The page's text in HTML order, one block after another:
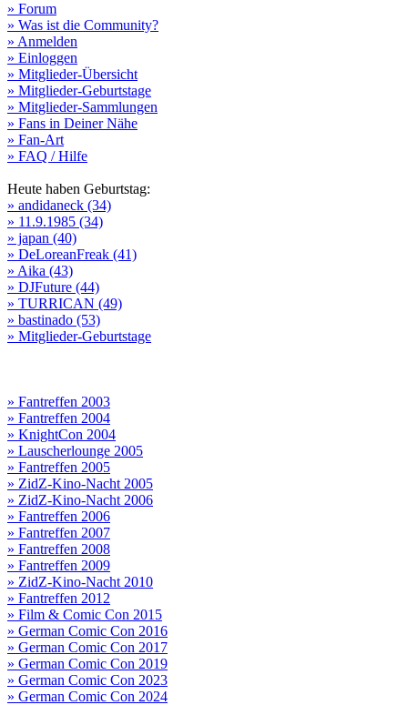
» Forum
» Was ist die Community?
» Anmelden
» Einloggen
» Mitglieder-Übersicht
» Mitglieder-Geburtstage
» Mitglieder-Sammlungen
» Fans in Deiner Nähe
» Fan-Art
» FAQ / Hilfe
Heute haben Geburtstag:
» andidaneck (34)
» 11.9.1985 (34)
» japan (40)
» DeLoreanFreak (41)
» Aika (43)
» DJFuture (44)
» TURRICAN (49)
» bastinado (53)
» Mitglieder-Geburtstage
» Fantreffen 2003
» Fantreffen 2004
» KnightCon 2004
» Lauscherlounge 2005
» Fantreffen 2005
» ZidZ-Kino-Nacht 2005
» ZidZ-Kino-Nacht 2006
» Fantreffen 2006
» Fantreffen 2007
» Fantreffen 2008
» Fantreffen 2009
» ZidZ-Kino-Nacht 2010
» Fantreffen 2012
» Film & Comic Con 2015
» German Comic Con 2016
» German Comic Con 2017
» German Comic Con 2019
» German Comic Con 2023
» German Comic Con 2024